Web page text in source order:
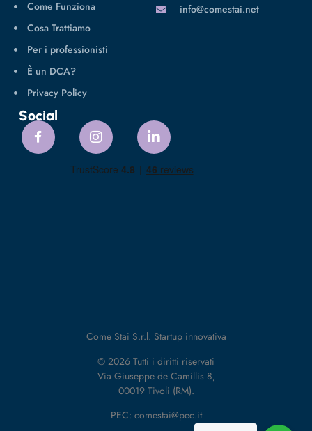
Come Funziona
Cosa Trattiamo
Per i professionisti
È un DCA?
Privacy Policy
info@comestai.net
Social
Come Stai S.r.l. Startup innovativa
© 2026 Tutti i diritti riservati
Via Giuseppe de Camillis 8,
00019 Tivoli (RM).
PEC: comestai@pec.it